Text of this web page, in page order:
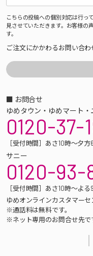
こちらの投稿への個別対応は行っ
見させていただきます。お客様の
す。
ご注文にかかわるお問い合わ
■ お問合せ
ゆめタウン・ゆめマート・
0120-37-
［受付時間］あさ10時～夕方
サニー
0120-93-
［受付時間］あさ10時～よる
ゆめオンラインカスタマーセ
※通話料は無料です。
※ネット専用のお問合せ先で